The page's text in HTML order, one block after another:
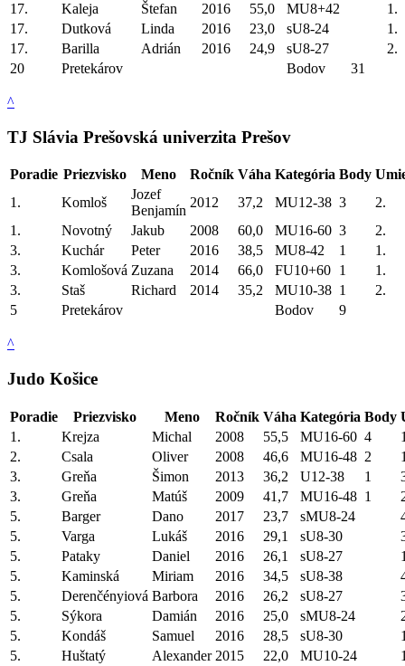
17.
Kaleja Štefan 2016 55,0 MU8+42
1.
17.
Dutková Linda 2016 23,0 sU8-24
1.
17.
Barilla Adrián 2016 24,9 sU8-27
2.
20
Pretekárov Bodov 31
^
TJ Slávia Prešovská univerzita Prešov
Poradie Priezvisko Meno Ročník Váha Kategória Body
1.
Komloš
Jozef
Benjamín
2012 37,2 MU12-38 3
2.
1.
Novotný Jakub 2008 60,0 MU16-60 3
2.
3.
Kuchár Peter 2016 38,5 MU8-42 1
1.
3.
Komlošová Zuzana 2014 66,0 FU10+60 1
1.
3.
Staš Richard 2014 35,2 MU10-38 1
2.
5
Pretekárov Bodov 9
^
Judo Košice
Poradie Priezvisko Meno Ročník Váha Kategória Body
1.
Krejza Michal 2008 55,5 MU16-60 4
2.
Csala Oliver 2008 46,6 MU16-48 2
3.
Greňa Šimon 2013 36,2 U12-38 1
3.
Greňa Matúš 2009 41,7 MU16-48 1
5.
Barger Dano 2017 23,7 sMU8-24
5.
Varga Lukáš 2016 29,1 sU8-30
5.
Pataky Daniel 2016 26,1 sU8-27
5.
Kaminská Miriam 2016 34,5 sU8-38
5.
Derenčényiová Barbora 2016 26,2 sU8-27
5.
Sýkora Damián 2016 25,0 sMU8-24
5.
Kondáš Samuel 2016 28,5 sU8-30
5.
Huštatý Alexander 2015 22,0 MU10-24